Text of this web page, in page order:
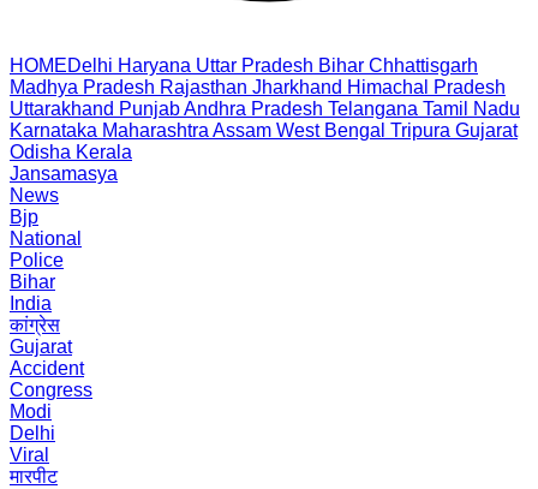
HOMEDelhi Haryana Uttar Pradesh Bihar Chhattisgarh
Madhya Pradesh Rajasthan Jharkhand Himachal Pradesh
Uttarakhand PunjabAndhra Pradesh Telangana Tamil Nadu
Karnataka Maharashtra Assam West Bengal Tripura Gujarat
Odisha Kerala
Jansamasya
News
Bjp
National
Police
Bihar
India
कांग्रेस
Gujarat
Accident
Congress
Modi
Delhi
Viral
मारपीट